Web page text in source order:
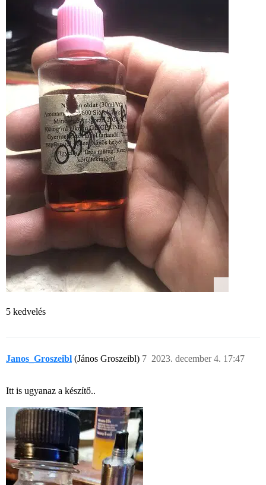
5 kedvelés
Janos_Groszeibl (János Groszeibl) 2023. december 4. 17:47
7
Itt is ugyanaz a készítő..